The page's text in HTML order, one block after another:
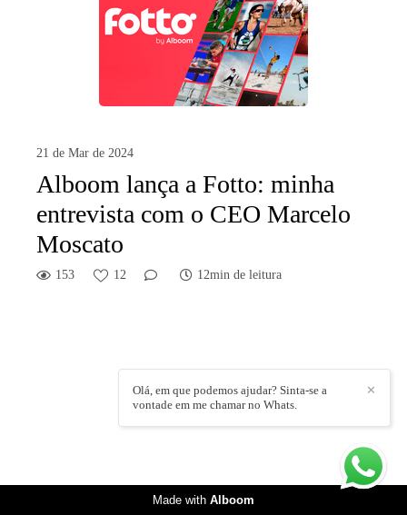
21 de Mar de 2024
Alboom lança a Fotto: minha
entrevista com o CEO Marcelo
Moscato
153 12 12min de leitura
✕
Olá, em que podemos ajudar? Sinta-se a
vontade em me chamar no Whats.
Made with Alboom